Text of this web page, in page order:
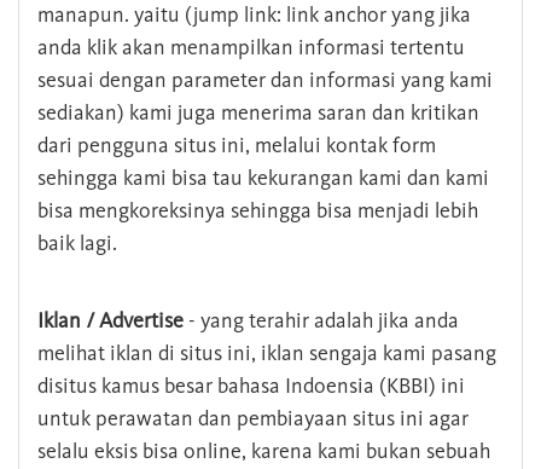
manapun. yaitu (jump link: link anchor yang jika
anda klik akan menampilkan informasi tertentu
sesuai dengan parameter dan informasi yang kami
sediakan) kami juga menerima saran dan kritikan
dari pengguna situs ini, melalui kontak form
sehingga kami bisa tau kekurangan kami dan kami
bisa mengkoreksinya sehingga bisa menjadi lebih
baik lagi.
Iklan / Advertise - yang terahir adalah jika anda
melihat iklan di situs ini, iklan sengaja kami pasang
disitus kamus besar bahasa Indoensia (KBBI) ini
untuk perawatan dan pembiayaan situs ini agar
selalu eksis bisa online, karena kami bukan sebuah